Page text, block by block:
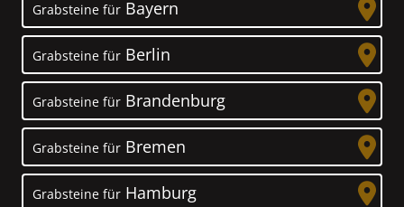
Grabsteine für Bayern
Grabsteine für Berlin
Grabsteine für Brandenburg
Grabsteine für Bremen
Grabsteine für Hamburg